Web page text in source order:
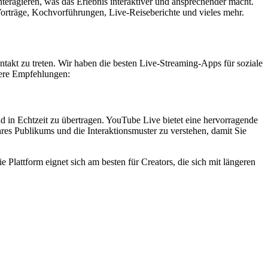
Kochvorführungen, Live-Reiseberichte und vieles mehr.
zu treten. Wir haben die besten Live-Streaming-Apps für soziale
Empfehlungen:
Echtzeit zu übertragen. YouTube Live bietet eine hervorragende
Publikums und die Interaktionsmuster zu verstehen, damit Sie
eignet sich am besten für Creators, die sich mit längeren